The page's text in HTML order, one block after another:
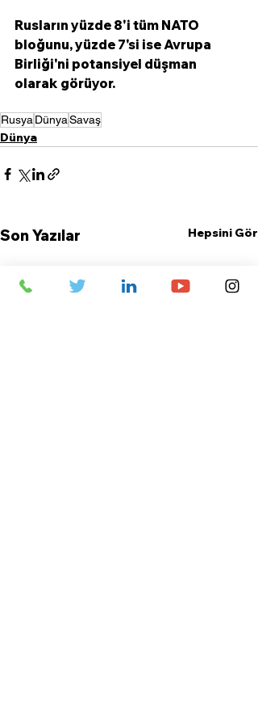
Rusların yüzde 8'i tüm NATO
bloğunu, yüzde 7'si ise Avrupa
Birliği'ni potansiyel düşman
olarak görüyor.
RusyaDünyaSavaş
Dünya
Son Yazılar Hepsini Gör